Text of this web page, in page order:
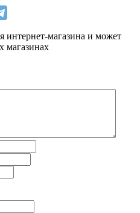
интернет-магазина и может
магазинах